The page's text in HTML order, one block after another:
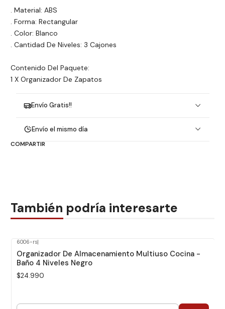
. Material: ABS
. Forma: Rectangular
. Color: Blanco
. Cantidad De Niveles: 3 Cajones
Contenido Del Paquete:
1 X Organizador De Zapatos
Envío Gratis!!
Envío el mismo día
COMPARTIR
También podría interesarte
6006-rs|
Organizador De Almacenamiento Multiuso Cocina -
Baño 4 Niveles Negro
$24.990